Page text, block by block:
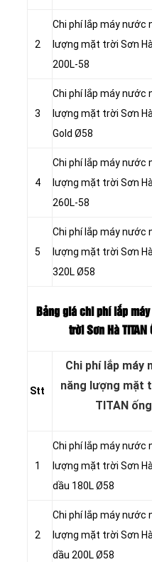
2
Chi phí lắp máy nước
lượng mặt trời Sơn
200L-58
3
Chi phí lắp máy nước
lượng mặt trời Sơn
Gold Ø58
4
Chi phí lắp máy nước
lượng mặt trời Sơn
260L-58
5
Chi phí lắp máy nước
lượng mặt trời Sơn
320L Ø58
Bảng giá chi phí lắp
trời Sơn Hà TITAN
Stt
Chi phí lắp máy
năng lượng mặt
TITAN
1
Chi phí lắp máy nước
lượng mặt trời Sơn
dầu 180L Ø58
2
Chi phí lắp máy nước
lượng mặt trời Sơn
dầu 200L Ø58